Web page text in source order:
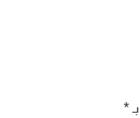
*